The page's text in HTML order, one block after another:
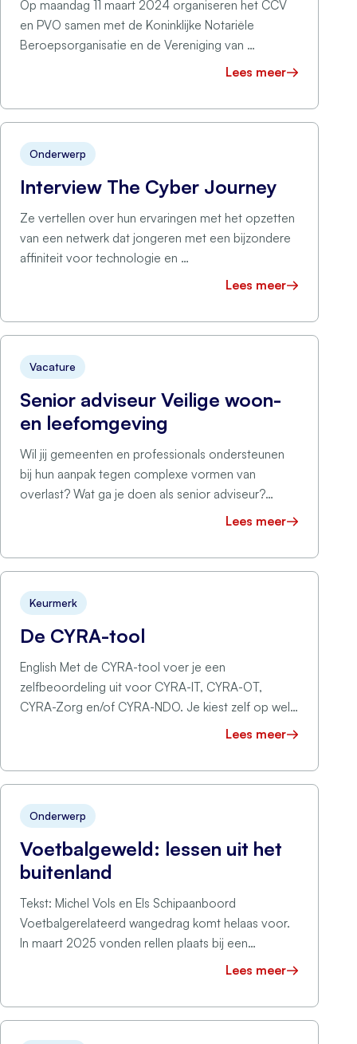
Op maandag 11 maart 2024 organiseren het CCV
en PVO samen met de Koninklijke Notariële
Beroepsorganisatie en de Vereniging van …
Lees meer
Interview The Cyber Journey
Onderwerp
Ze vertellen over hun ervaringen met het opzetten
van een netwerk dat jongeren met een bijzondere
affiniteit voor technologie en …
Lees meer
Senior adviseur Veilige woon-
en leefomgeving
Vacature
Wil jij gemeenten en professionals ondersteunen
bij hun aanpak tegen complexe vormen van
overlast? Wat ga je doen als senior adviseur?
Lees meer
De CYRA-tool
Keurmerk
English Met de CYRA-tool voer je een
zelfbeoordeling uit voor CYRA-IT, CYRA-OT,
CYRA-Zorg en/of CYRA-NDO. Je kiest zelf op welk
Lees meer
Voetbalgeweld: lessen uit het
buitenland
Onderwerp
Tekst: Michel Vols en Els Schipaanboord
Voetbalgerelateerd wangedrag komt helaas voor.
In maart 2025 vonden rellen plaats bij een
Lees meer